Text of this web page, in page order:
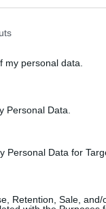
my personal data.
Personal Data.
Personal Data for
Retention, Sale, and/
uważna, że